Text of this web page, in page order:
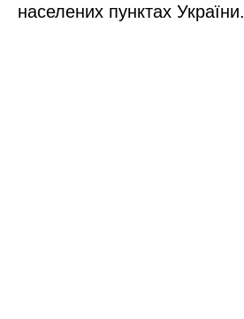
населених пунктах України.